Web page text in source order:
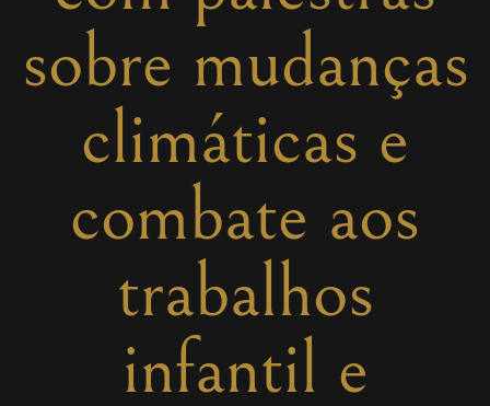
sobre mudanças
climáticas e
combate aos
trabalhos
infantil e